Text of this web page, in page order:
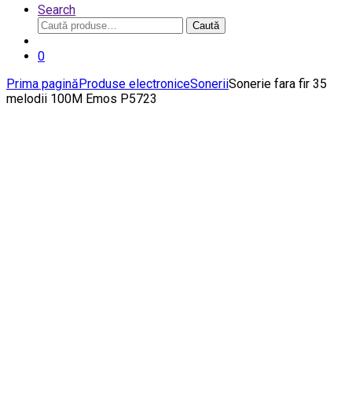
Search
Caută
după:
Caută
0
Prima paginăProduse electroniceSoneriiSonerie fara fir 35
melodii 100M Emos P5723